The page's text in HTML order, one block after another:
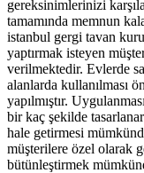
gereksinimlerinizi
tamamında memnun
istanbul gergi tavan
yaptırmak isteyen
verilmektedir. Evlerde
alanlarda kullanılması
yapılmıştır.
bir kaç şekilde
hale getirmesi
müşterilere özel olarak
bütünleştirmek